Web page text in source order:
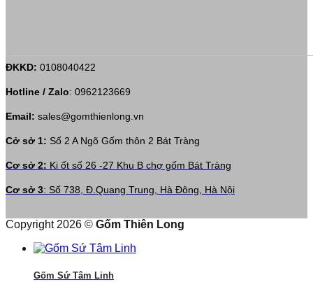
ĐKKD: 0108040422
Hotline / Zalo: 0962123669
Email: sales@gomthienlong.vn
Cở sở 1: Số 2 A Ngõ Gốm thôn 2 Bát Tràng
Cơ sở 2: Ki ốt số 26 -27 Khu B chợ gốm Bát Tràng
Cơ sở 3: Số 738, Đ.Quang Trung, Hà Đông, Hà Nội
Copyright 2026 © Gốm Thiên Long
Gốm Sứ Tâm Linh